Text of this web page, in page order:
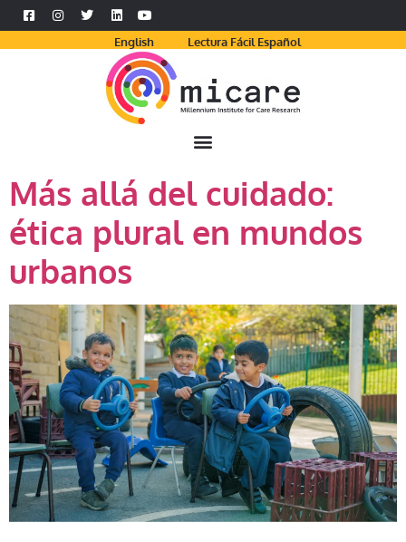
English Lectura Fácil Español
Más allá del cuidado:
ética plural en mundos
urbanos